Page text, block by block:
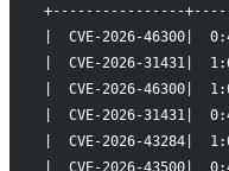
+----------------
|  CVE-2026-
|  CVE-2026-31431|
|  CVE-2026-46300|
|  CVE-2026-
|  CVE-2026-43284|
|  CVE-2026-